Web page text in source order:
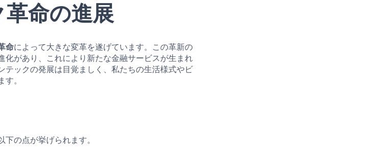
命の進展
命によって大きな変革を遂げています。この革新の
化があり、これにより新たな金融サービスが生まれ
テックの発展は目覚ましく、私たちの生活様式やビ
。
の点が挙げられます。